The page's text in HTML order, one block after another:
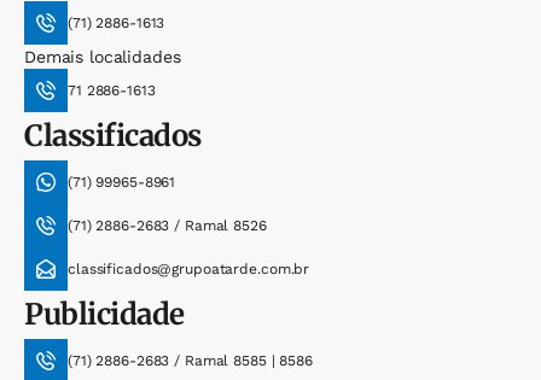
(71) 2886-1613
Demais localidades
71 2886-1613
Classificados
(71) 99965-8961
(71) 2886-2683 / Ramal 8526
classificados@grupoatarde.com.br
Publicidade
(71) 2886-2683 / Ramal 8585 | 8586